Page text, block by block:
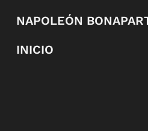
NAPOLEÓN
INICIO